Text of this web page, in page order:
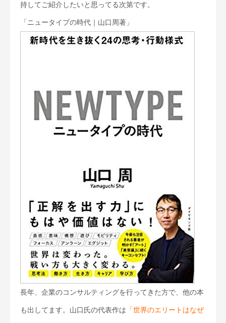
お問合せ
プライバシーポリシー
サイトマップ
持してご紹介したいと思ってる次第です。
「ニュータイプの時代｜山口周著」
長年、企業のコンサルティングを行ってきた方で、他の本
も出してます。山口氏の代表作は 「世界のエリートはなぜ